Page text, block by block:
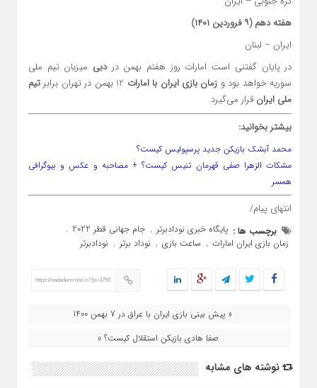
هفته دهم (۹ فروردین ۱۴۰۱)
ایران – لبنان
در پایان گفتنی است امارات روز هفتم بهمن دردبی میزبان تیم ملی
سوریه خواهد بود و زمان بازی ایران با امارات
تیم
ملی ایران قرار می‌گیرد.
بیشتر بخوانید:
محمد آبشک بازیکن جدید پرسپولیس کیست؟
مشکات الزهرا صفی قهرمان تنیس کیست؟ + مصاحبه و عکس و بیوگرافی
همسر
انتهای پیام/
برچسب ها : پایگاه خبری نودادبرتر , جام جهانی قطر 2022 ,
زمان بازی ایران امارات , ساعت بازی , نوداد برتر , نودادبرتر
https://nodademrooz.ir/?p=3750
« پیش بینی بازی ایران با عراق در 7 بهمن 1400
صفا هادی بازیکن استقلال کیست؟ »
نوشته های مشابه